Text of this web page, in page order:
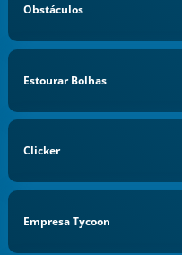
Obstáculos
Estourar Bolhas
Clicker
Empresa Tycoon